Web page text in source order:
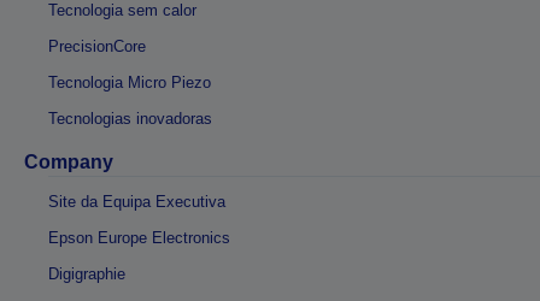
Tecnologia sem calor
PrecisionCore
Tecnologia Micro Piezo
Tecnologias inovadoras
Company
Site da Equipa Executiva
Epson Europe Electronics
Digigraphie